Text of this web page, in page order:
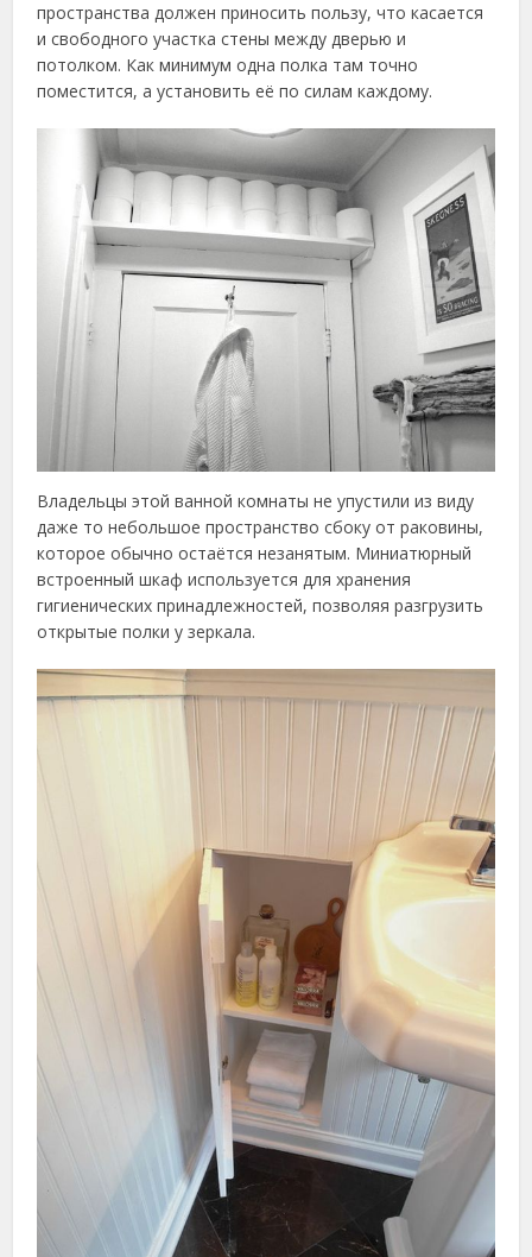
пространства должен приносить пользу, что касается
и свободного участка стены между дверью и
потолком. Как минимум одна полка там точно
поместится, а установить её по силам каждому.
Владельцы этой ванной комнаты не упустили из виду
даже то небольшое пространство сбоку от раковины,
которое обычно остаётся незанятым. Миниатюрный
встроенный шкаф используется для хранения
гигиенических принадлежностей, позволяя разгрузить
открытые полки у зеркала.